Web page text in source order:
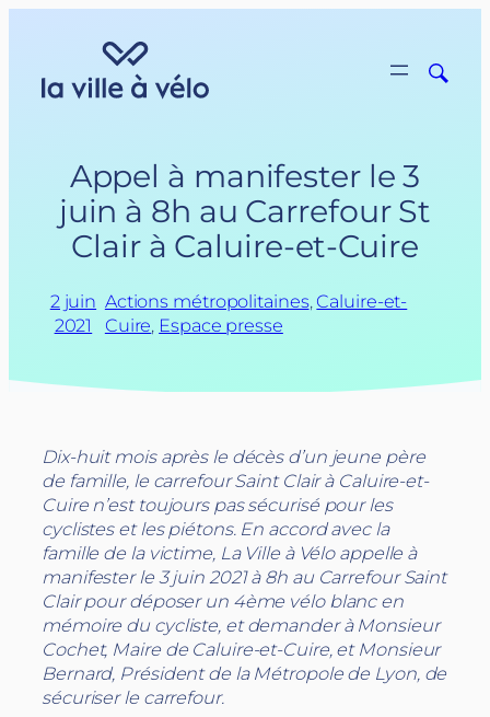
Appel à manifester le 3
juin à 8h au Carrefour St
Clair à Caluire-et-Cuire
2 juin
2021
Actions métropolitaines, Caluire-et-
Cuire, Espace presse
Dix-huit mois après le décès d’un jeune père
de famille, le carrefour Saint Clair à Caluire-et-
Cuire n’est toujours pas sécurisé pour les
cyclistes et les piétons. En accord avec la
famille de la victime, La Ville à Vélo appelle à
manifester le 3 juin 2021 à 8h au Carrefour Saint
Clair pour déposer un 4ème vélo blanc en
mémoire du cycliste, et demander à Monsieur
Cochet, Maire de Caluire-et-Cuire, et Monsieur
Bernard, Président de la Métropole de Lyon, de
sécuriser le carrefour.